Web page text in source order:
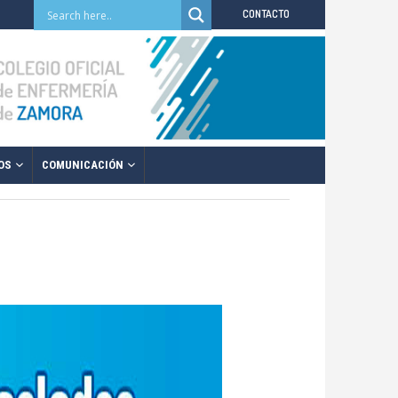
CONTACTO
COMUNICACIÓN